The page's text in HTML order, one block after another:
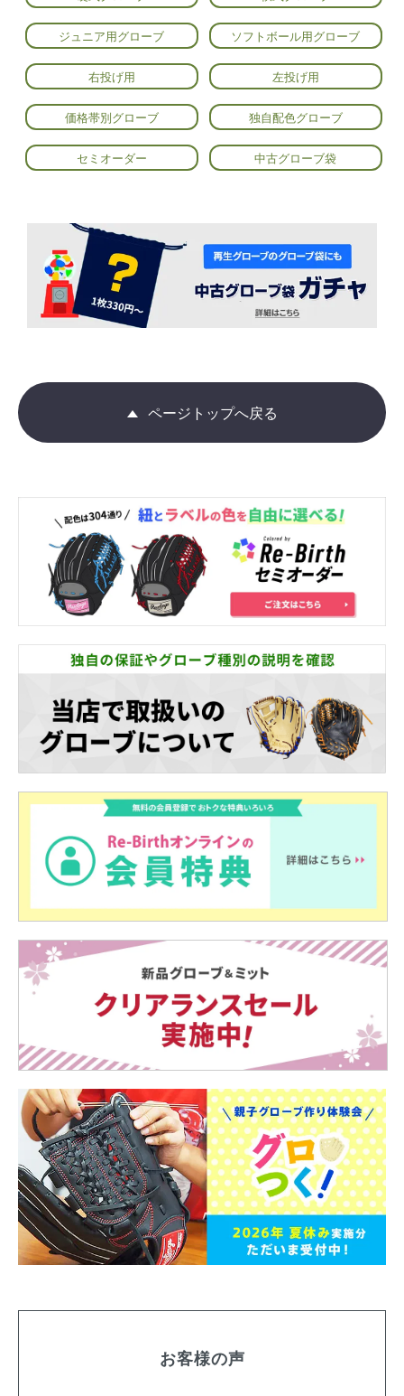
ジュニア用グローブ ソフトボール用グローブ
右投げ用 左投げ用
価格帯別グローブ 独自配色グローブ
セミオーダー 中古グローブ袋
ページトップへ戻る
お客様の声